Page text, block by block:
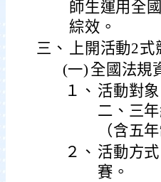
師生運用全
綜效。
三、
上開活動2
(一) 全國法規
１、 活動對
二、三
（含五
２、 活動方
賽。